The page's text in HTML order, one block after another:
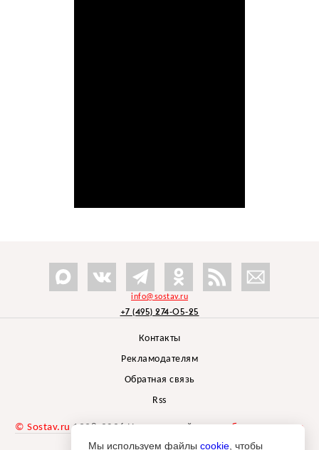
info@sostav.ru
+7 (495) 274-05-25
Контакты
Рекламодателям
Обратная связь
Rss
© Sostav.ru 1998-2026 Независимый проектбрендингового
агентства Depot
Мы используем файлы cookie , чтобы